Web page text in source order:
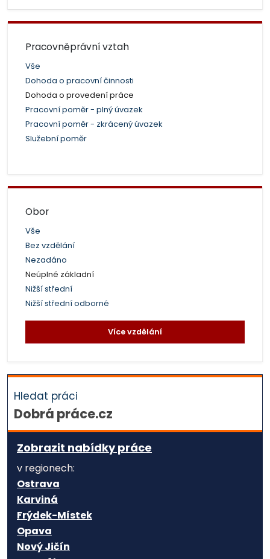
Pracovněprávní vztah
Vše
Dohoda o pracovní činnosti
Dohoda o provedení práce
Pracovní poměr - plný úvazek
Pracovní poměr - zkrácený úvazek
Služební poměr
Obor
Vše
Bez vzdělání
Nezadáno
Neúplné základní
Nižší střední
Nižší střední odborné
Více vzdělání
Hledat práci
Dobrá práce.cz
Zobrazit nabídky práce
v regionech:
Ostrava
Karviná
Frýdek-Místek
Opava
Nový Jičín